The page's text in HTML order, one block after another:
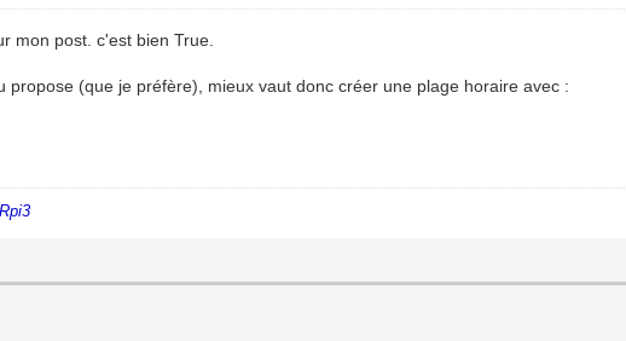
mon post. c'est bien True.
propose (que je préfère), mieux vaut donc créer une plage horaire avec :